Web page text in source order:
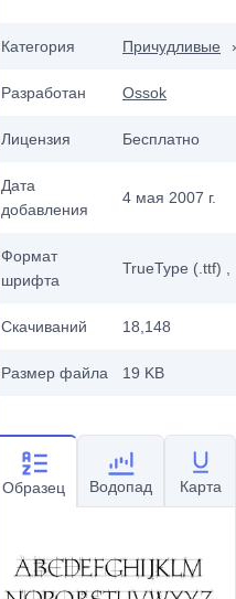
Категория Причудливые ›
Разработан Ossok
Лицензия Бесплатно
Дата
добавления
4 мая 2007 г.
Формат
шрифта
TrueType (.ttf)
Скачиваний 18,148
Размер файла 19 KB
Образец Водопад Карта